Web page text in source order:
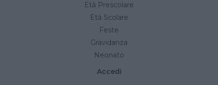
Età Prescolare
Età Scolare
Feste
Gravidanza
Neonato
Accedi